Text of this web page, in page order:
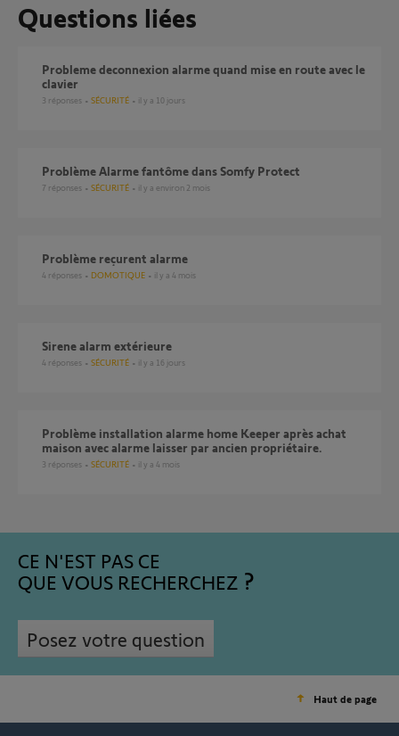
Questions liées
probleme deconnexion alarme quand mise en route avec le
clavier
3 réponses SÉCURITÉ il y a 10 jours
Problème Alarme fantôme dans Somfy Protect
7 réponses SÉCURITÉ il y a environ 2 mois
Problème reçurent alarme
4 réponses DOMOTIQUE il y a 4 mois
Sirene alarm extérieure
4 réponses SÉCURITÉ il y a 16 jours
Problème installation alarme home Keeper après achat
maison avec alarme laisser par ancien propriétaire.
3 réponses SÉCURITÉ il y a 4 mois
CE N'EST PAS CE
QUE VOUS RECHERCHEZ
Posez votre question
Haut de page